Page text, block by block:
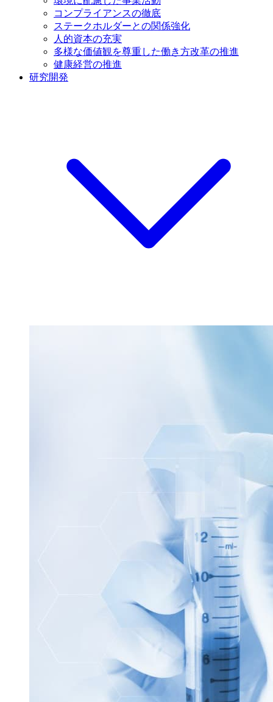
コンプライアンスの徹底
ステークホルダーとの関係強化
人的資本の充実
多様な価値観を尊重した働き方改革の推進
健康経営の推進
研究開発